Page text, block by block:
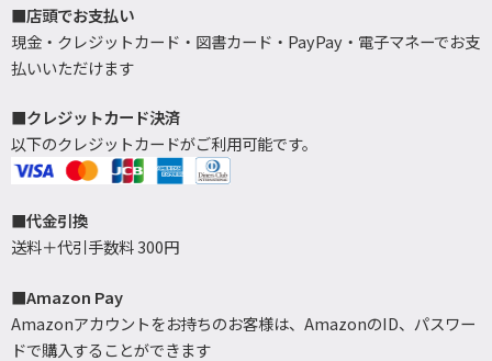
■店頭でお支払い
現金・クレジットカード・図書カード・PayPay・電子マネーでお支
払いいただけます
■クレジットカード決済
以下のクレジットカードがご利用可能です。
■代金引換
送料＋代引手数料 300円
■Amazon Pay
Amazonアカウントをお持ちのお客様は、AmazonのID、パスワー
ドで購入することができます